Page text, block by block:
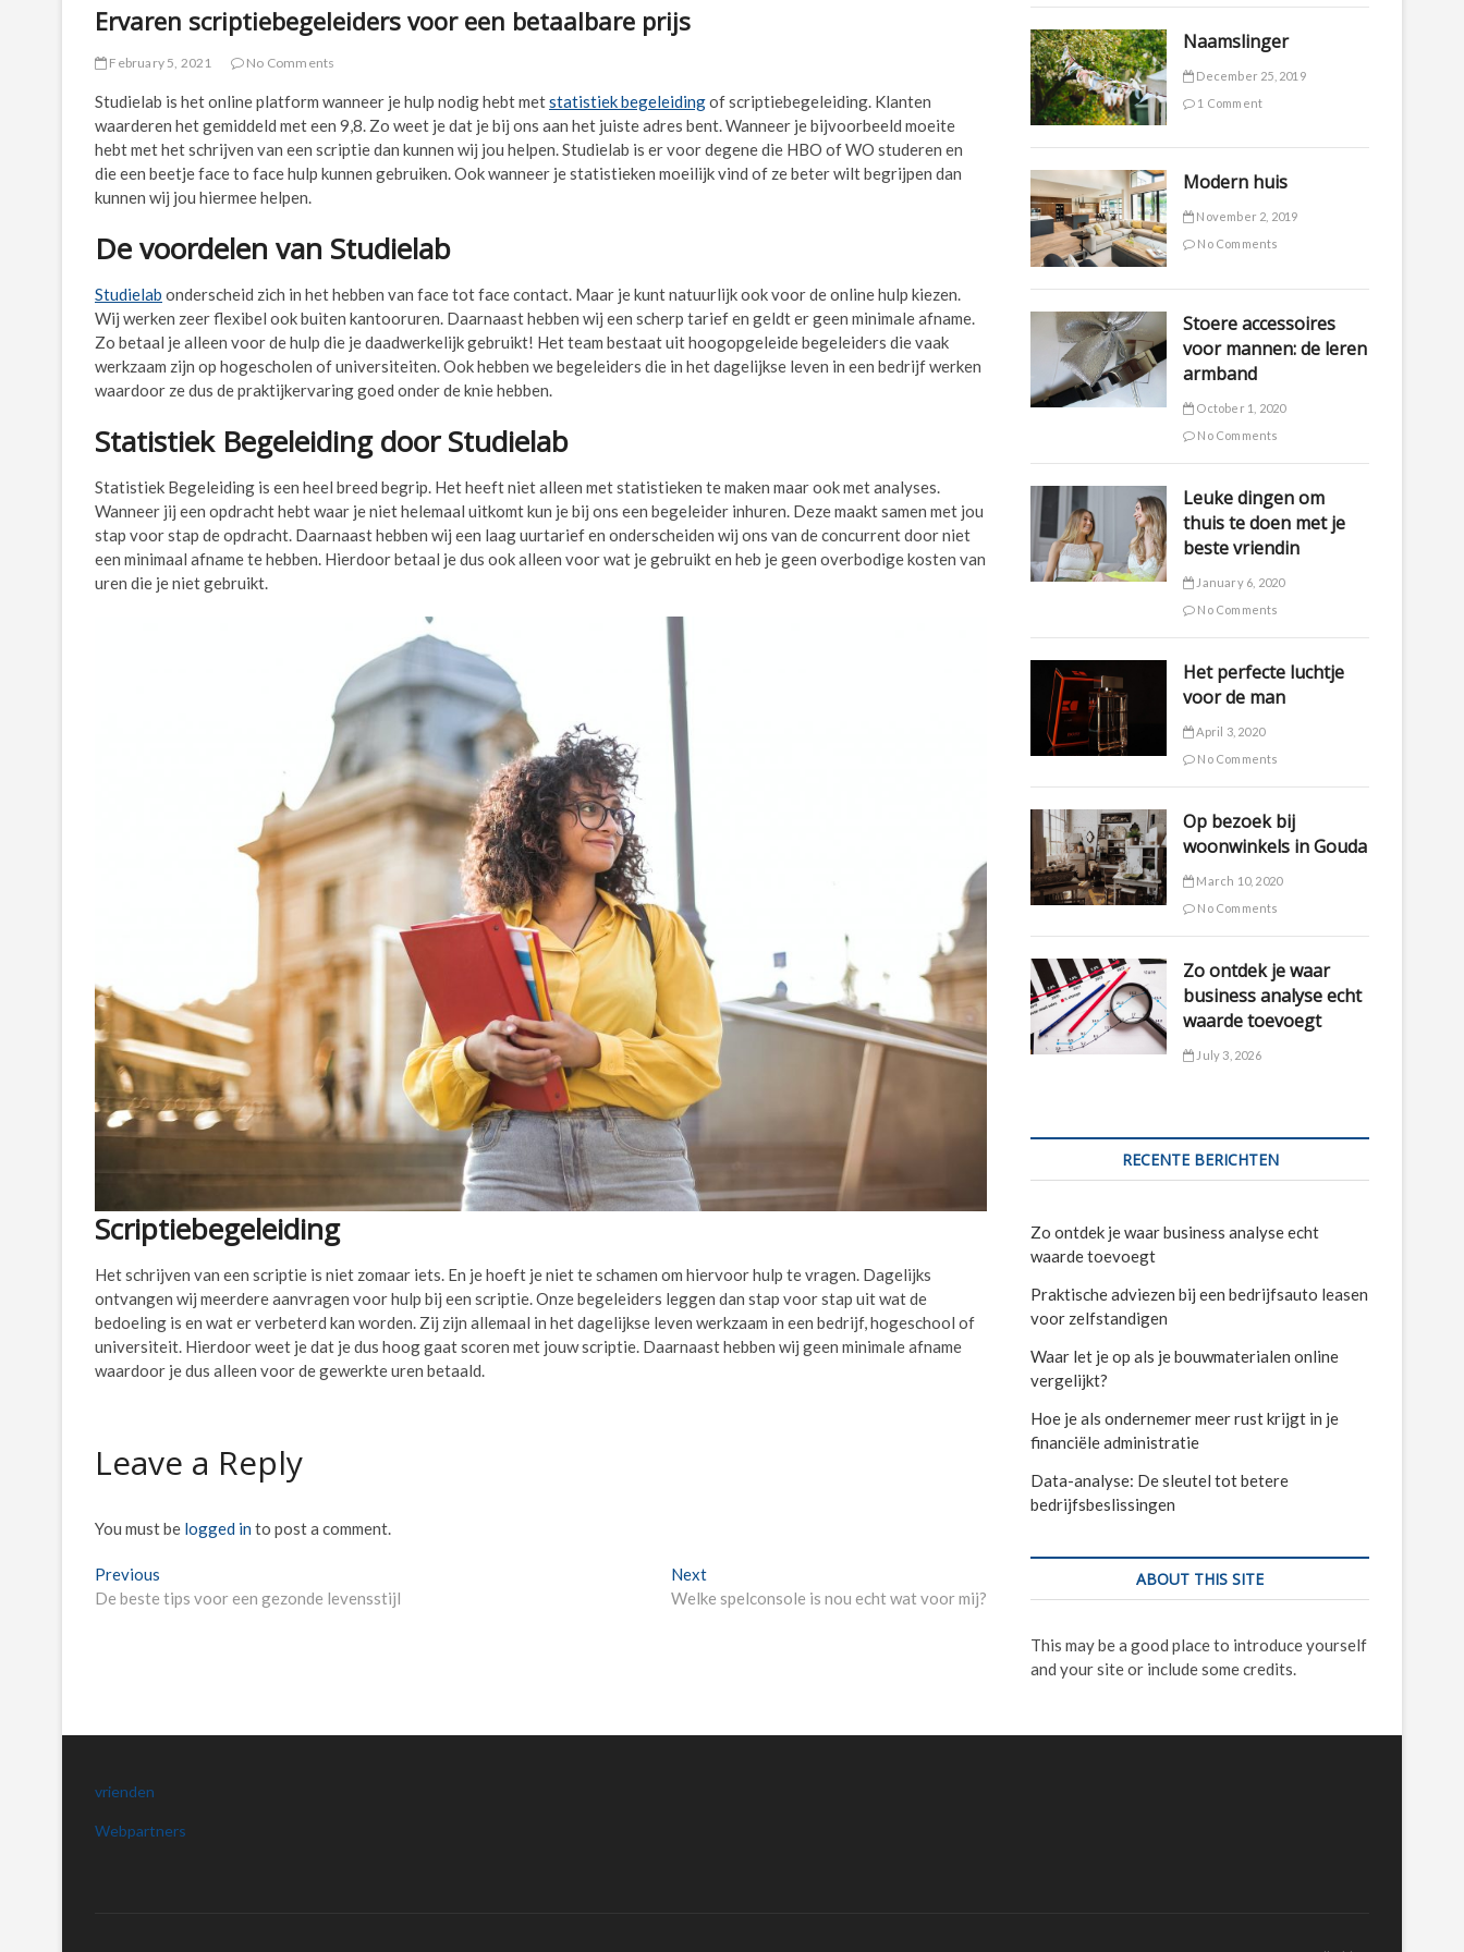
Ervaren scriptiebegeleiders voor een betaalbare prijs
February 5, 2021 No Comments
Studielab is het online platform wanneer je hulp nodig hebt metstatistiek begeleidingof scriptiebegeleiding. Klanten
waarderen het gemiddeld met een 9,8. Zo weet je dat je bij ons aan het juiste adres bent. Wanneer je bijvoorbeeld moeite
hebt met het schrijven van een scriptie dan kunnen wij jou helpen. Studielab is er voor degene die HBO of WO studeren en
die een beetje face to face hulp kunnen gebruiken. Ook wanneer je statistieken moeilijk vind of ze beter wilt begrijpen dan
kunnen wij jou hiermee helpen.
De voordelen van Studielab
Studielab onderscheid zich in het hebben van face tot face contact. Maar je kunt natuurlijk ook voor de online hulp kiezen.
Wij werken zeer flexibel ook buiten kantooruren. Daarnaast hebben wij een scherp tarief en geldt er geen minimale afname.
Zo betaal je alleen voor de hulp die je daadwerkelijk gebruikt! Het team bestaat uit hoogopgeleide begeleiders die vaak
werkzaam zijn op hogescholen of universiteiten. Ook hebben we begeleiders die in het dagelijkse leven in een bedrijf werken
waardoor ze dus de praktijkervaring goed onder de knie hebben.
Statistiek Begeleiding door Studielab
Statistiek Begeleiding is een heel breed begrip. Het heeft niet alleen met statistieken te maken maar ook met analyses.
Wanneer jij een opdracht hebt waar je niet helemaal uitkomt kun je bij ons een begeleider inhuren. Deze maakt samen met jou
stap voor stap de opdracht. Daarnaast hebben wij een laag uurtarief en onderscheiden wij ons van de concurrent door niet
een minimaal afname te hebben. Hierdoor betaal je dus ook alleen voor wat je gebruikt en heb je geen overbodige kosten van
uren die je niet gebruikt.
Scriptiebegeleiding
Het schrijven van een scriptie is niet zomaar iets. En je hoeft je niet te schamen om hiervoor hulp te vragen. Dagelijks
ontvangen wij meerdere aanvragen voor hulp bij een scriptie. Onze begeleiders leggen dan stap voor stap uit wat de
bedoeling is en wat er verbeterd kan worden. Zij zijn allemaal in het dagelijkse leven werkzaam in een bedrijf, hogeschool of
universiteit. Hierdoor weet je dat je dus hoog gaat scoren met jouw scriptie. Daarnaast hebben wij geen minimale afname
waardoor je dus alleen voor de gewerkte uren betaald.
Leave a Reply
You must be logged in to post a comment.
Post
navigation
Previous
post:
De beste tips voor een gezonde levensstijl
NextNext
post:
Welke spelconsole is nou echt wat voor mij?
Naamslinger
December 25, 2019
1 Comment
Modern huis
November 2, 2019
No Comments
Stoere accessoires
voor mannen: de leren
armband
October 1, 2020
No Comments
Leuke dingen om
thuis te doen met je
beste vriendin
January 6, 2020
No Comments
Het perfecte luchtje
voor de man
April 3, 2020
No Comments
Op bezoek bij
woonwinkels in Gouda
March 10, 2020
No Comments
Zo ontdek je waar
business analyse echt
waarde toevoegt
July 3, 2026
RECENTE BERICHTEN
Zo ontdek je waar business analyse echt
waarde toevoegt
Praktische adviezen bij een bedrijfsauto leasen
voor zelfstandigen
Waar let je op als je bouwmaterialen online
vergelijkt?
Hoe je als ondernemer meer rust krijgt in je
financiële administratie
Data-analyse: De sleutel tot betere
bedrijfsbeslissingen
ABOUT THIS SITE
This may be a good place to introduce yourself
and your site or include some credits.
vrienden
Webpartners